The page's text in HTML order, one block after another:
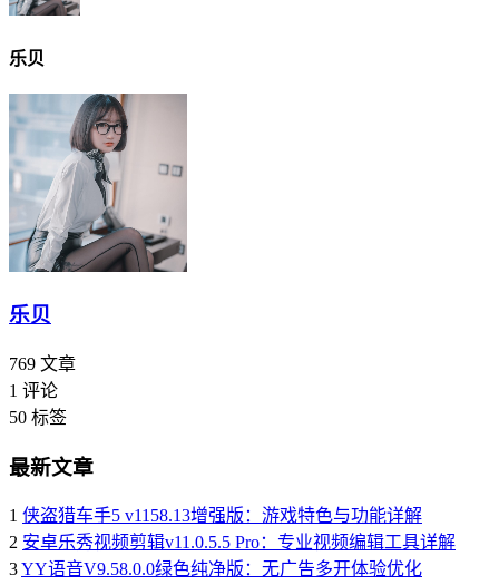
乐贝
乐贝
769 文章
1 评论
50 标签
最新文章
1 侠盗猎车手5 v1158.13增强版：游戏特色与功能详解
2 安卓乐秀视频剪辑v11.0.5.5 Pro：专业视频编辑工具详解
3YY语音V9.58.0.0绿色纯净版：无广告多开体验优化